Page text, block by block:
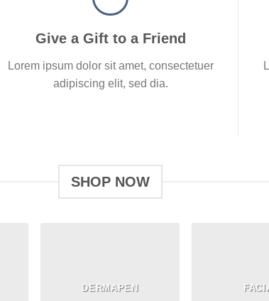
Give a Gift to a Friend
Lorem ipsum dolor sit amet, consectetuer
adipiscing elit, sed dia.
SHOP NOW
DERMAPEN